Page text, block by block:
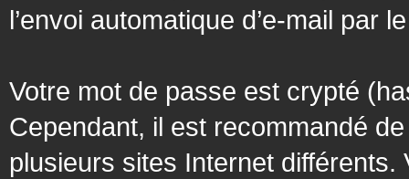
l’envoi automatique d’e-mail par
Votre mot de passe est crypté
Cependant, il est recommandé
plusieurs sites Internet différents.